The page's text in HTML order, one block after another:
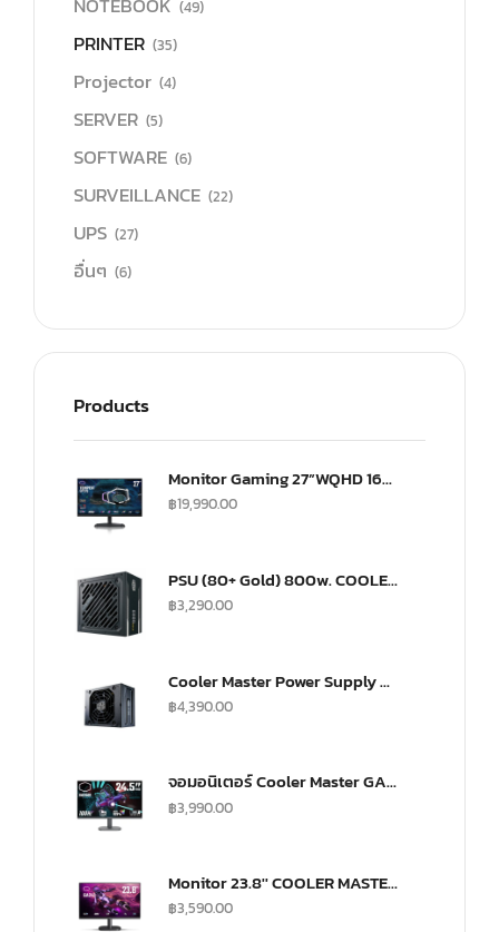
NOTEBOOK (49)
PRINTER (35)
Projector (4)
SERVER (5)
SOFTWARE (6)
SURVEILLANCE (22)
UPS (27)
อื่นๆ (6)
Products
Monitor Gaming 27”WQHD 165Hz ultra-IPS Monitor(US) (CMI-GP27-FQS-US)
฿19,990.00
PSU (80+ Gold) 800w. COOLER MASTER G800 (MPW-8001-ACAAG)
฿3,290.00
Cooler Master Power Supply V SFX 750Watt Fully Modular A/EU Cable Gold
฿4,390.00
จอมอนิเตอร์ Cooler Master GA2501 Gaming Monitor (IPS 100Hz)
฿3,990.00
Monitor 23.8'' COOLER MASTER GA241
฿3,590.00